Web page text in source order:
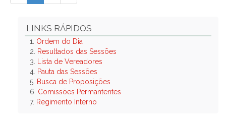
LINKS RÁPIDOS
1. Ordem do Dia
2.
Resultados das Sessões
3.
Lista de Vereadores
4. Pauta das Sessões
5. Busca de Proposições
6. Comissões Permantentes
7. Regimento Interno